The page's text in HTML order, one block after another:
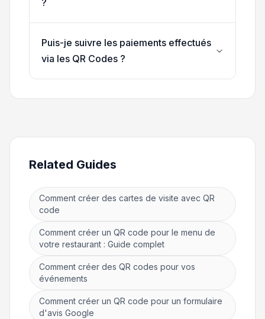
?
Puis-je suivre les paiements effectués
via les QR Codes ?
Related Guides
Comment créer des cartes de visite avec QR
code
Comment créer un QR code pour le menu de
votre restaurant : Guide complet
Comment créer des QR codes pour vos
événements
Comment créer un QR code pour un formulaire
d'avis Google